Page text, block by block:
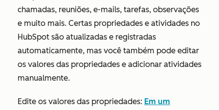
chamadas, reuniões, e-mails, tarefas, observações
e muito mais. Certas propriedades e atividades no
HubSpot são atualizadas e registradas
automaticamente, mas você também pode editar
os valores das propriedades e adicionar atividades
manualmente.
Edite os valores das propriedades: Em um